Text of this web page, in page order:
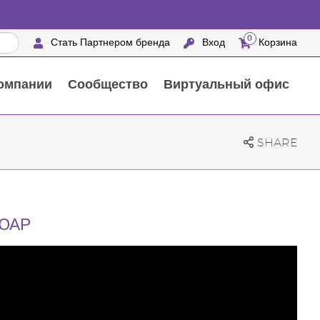
Стать Партнером бренда Вход 0 Корзина
Сообщество Виртуальный офис
SHARE